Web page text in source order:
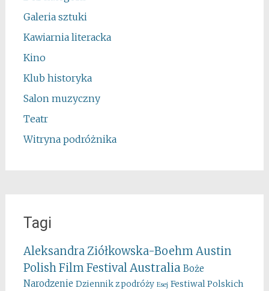
Galeria sztuki
Kawiarnia literacka
Kino
Klub historyka
Salon muzyczny
Teatr
Witryna podróżnika
Tagi
Aleksandra Ziółkowska-Boehm Austin
Polish Film Festival Australia Boże
Narodzenie Dziennik z podróży Esej Festiwal Polskich